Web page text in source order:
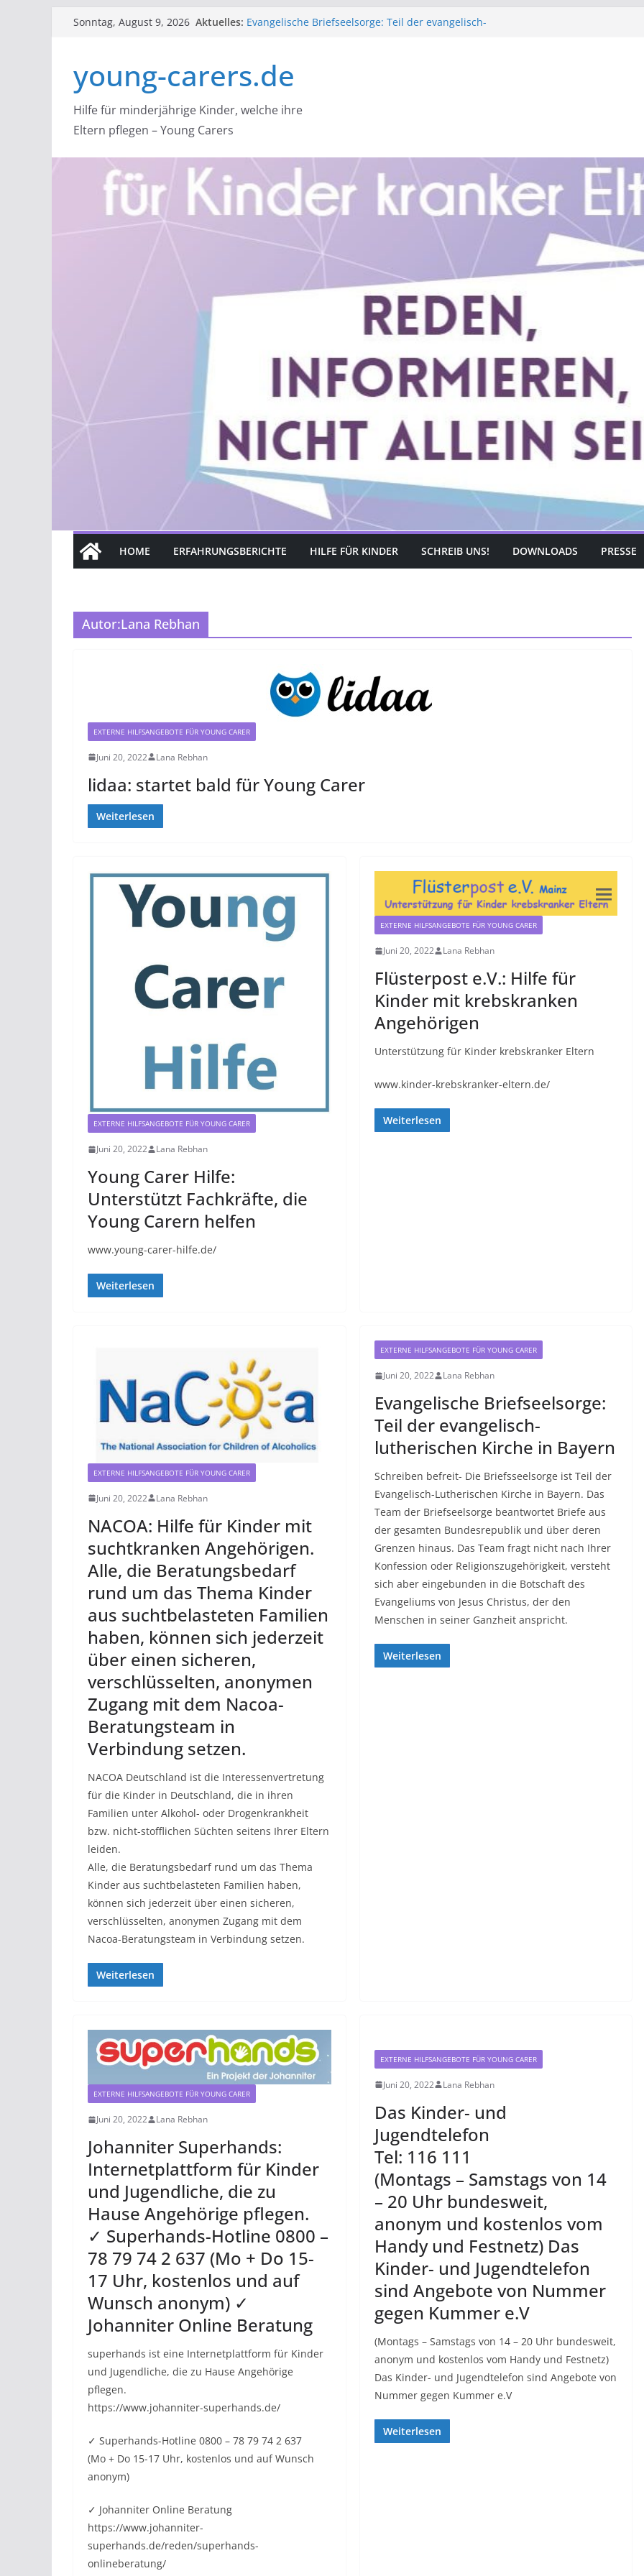
ZumSonntag, August 9, 2026 Aktuelles: Evangelische Briefseelsorge: Teil der evangelisch-
Young Carer Hilfe: Unterstützt Fachkräfte, die Young
Carern helfen
Angehörigen
über einen sicheren, verschlüsselten, anonymen Zugang
mit dem Nacoa-Beratungsteam in Verbindung setzen.
young-carers.de
Hilfe für minderjährige Kinder, welche ihre
Eltern pflegen – Young Carers
HOME ERFAHRUNGSBERICHTE HILFE FÜR KINDER SCHREIB UNS! DOWNLOADS PRESSE
Autor:Lana Rebhan
EXTERNE HILFSANGEBOTE FÜR YOUNG CARER
Juni 20, 2022 Lana Rebhan
lidaa: startet bald für Young Carer
Weiterlesen
EXTERNE HILFSANGEBOTE FÜR YOUNG CARER
Juni 20, 2022 Lana Rebhan
Young Carer Hilfe:
Unterstützt Fachkräfte, die
Young Carern helfen
www.young-carer-hilfe.de/
Weiterlesen
EXTERNE HILFSANGEBOTE FÜR YOUNG CARER
Juni 20, 2022 Lana Rebhan
Flüsterpost e.V.: Hilfe für
Kinder mit krebskranken
Angehörigen
Unterstützung für Kinder krebskranker Eltern
www.kinder-krebskranker-eltern.de/
Weiterlesen
EXTERNE HILFSANGEBOTE FÜR YOUNG CARER
Juni 20, 2022 Lana Rebhan
NACOA: Hilfe für Kinder mit
suchtkranken Angehörigen.
Alle, die Beratungsbedarf
rund um das Thema Kinder
aus suchtbelasteten Familien
haben, können sich jederzeit
über einen sicheren,
verschlüsselten, anonymen
Zugang mit dem Nacoa-
Beratungsteam in
Verbindung setzen.
NACOA Deutschland ist die Interessenvertretung
für die Kinder in Deutschland, die in ihren
Familien unter Alkohol- oder Drogenkrankheit
bzw. nicht-stofflichen Süchten seitens Ihrer Eltern
leiden.
Alle, die Beratungsbedarf rund um das Thema
Kinder aus suchtbelasteten Familien haben,
können sich jederzeit über einen sicheren,
verschlüsselten, anonymen Zugang mit dem
Nacoa-Beratungsteam in Verbindung setzen.
Weiterlesen
EXTERNE HILFSANGEBOTE FÜR YOUNG CARER
Juni 20, 2022 Lana Rebhan
Evangelische Briefseelsorge:
Teil der evangelisch-
lutherischen Kirche in Bayern
Schreiben befreit- Die Briefsseelsorge ist Teil der
Evangelisch-Lutherischen Kirche in Bayern. Das
Team der Briefseelsorge beantwortet Briefe aus
der gesamten Bundesrepublik und über deren
Grenzen hinaus. Das Team fragt nicht nach Ihrer
Konfession oder Religionszugehörigkeit, versteht
sich aber eingebunden in die Botschaft des
Evangeliums von Jesus Christus, der den
Menschen in seiner Ganzheit anspricht.
Weiterlesen
EXTERNE HILFSANGEBOTE FÜR YOUNG CARER
Juni 20, 2022 Lana Rebhan
Johanniter Superhands:
Internetplattform für Kinder
und Jugendliche, die zu
Hause Angehörige pflegen.
✓ Superhands-Hotline 0800 –
78 79 74 2 637 (Mo + Do 15-
17 Uhr, kostenlos und auf
Wunsch anonym) ✓
Johanniter Online Beratung
superhands ist eine Internetplattform für Kinder
und Jugendliche, die zu Hause Angehörige
pflegen.
https://www.johanniter-superhands.de/
✓ Superhands-Hotline 0800 – 78 79 74 2 637
(Mo + Do 15-17 Uhr, kostenlos und auf Wunsch
anonym)
✓ Johanniter Online Beratung
https://www.johanniter-
superhands.de/reden/superhands-
onlineberatung/
EXTERNE HILFSANGEBOTE FÜR YOUNG CARER
Juni 20, 2022 Lana Rebhan
Das Kinder- und
Jugendtelefon
Tel: 116 111
(Montags – Samstags von 14
– 20 Uhr bundesweit,
anonym und kostenlos vom
Handy und Festnetz) Das
Kinder- und Jugendtelefon
sind Angebote von Nummer
gegen Kummer e.V
(Montags – Samstags von 14 – 20 Uhr bundesweit,
anonym und kostenlos vom Handy und Festnetz)
Das Kinder- und Jugendtelefon sind Angebote von
Nummer gegen Kummer e.V
Weiterlesen